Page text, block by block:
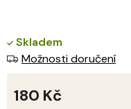
Skladem
Možnosti doručení
180 Kč